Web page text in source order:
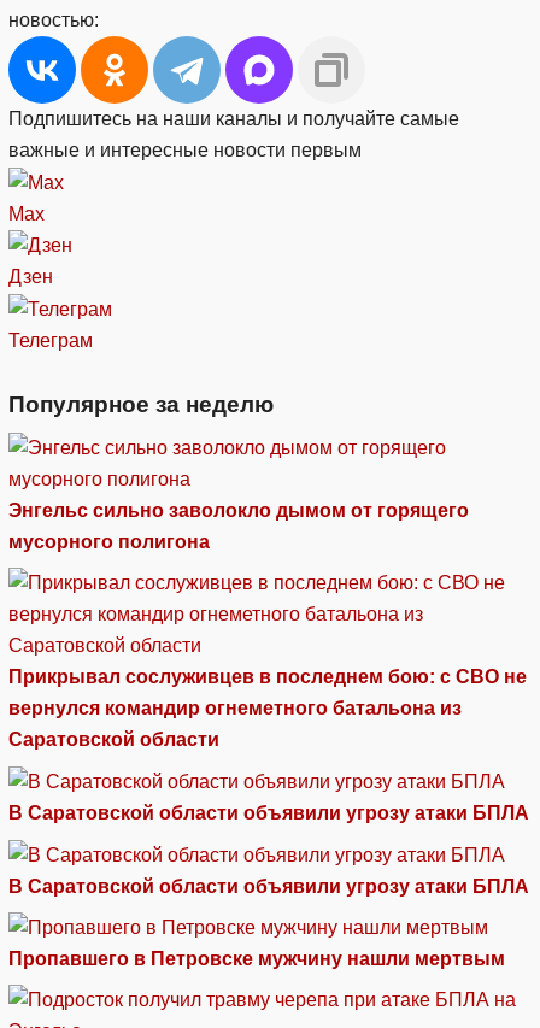
новостью:
Подпишитесь на наши каналы и получайте самые
важные и интересные новости первым
Max
Дзен
Телеграм
Популярное за неделю
Энгельс сильно заволокло дымом от горящего
мусорного полигона
Прикрывал сослуживцев в последнем бою: с СВО не
вернулся командир огнеметного батальона из
Саратовской области
В Саратовской области объявили угрозу атаки БПЛА
В Саратовской области объявили угрозу атаки БПЛА
Пропавшего в Петровске мужчину нашли мертвым